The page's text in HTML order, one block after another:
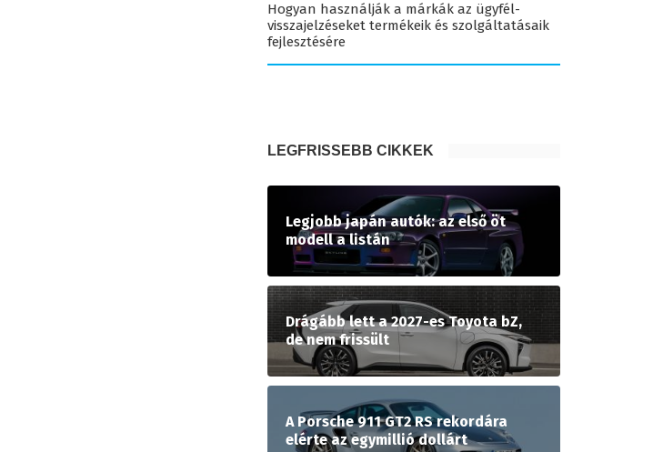
Hogyan használják a márkák az ügyfél-
visszajelzéseket termékeik és szolgáltatásaik
fejlesztésére
LEGFRISSEBB CIKKEK
Legjobb japán autók: az első öt
modell a listán
Drágább lett a 2027-es Toyota bZ,
de nem frissült
A Porsche 911 GT2 RS rekordára
elérte az egymillió dollárt